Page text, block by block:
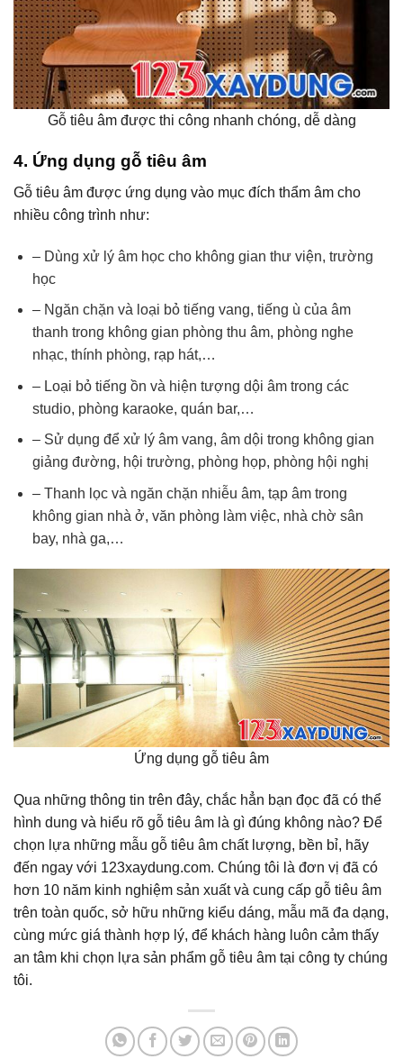
Gỗ tiêu âm được thi công nhanh chóng, dễ dàng
4. Ứng dụng gỗ tiêu âm
Gỗ tiêu âm được ứng dụng vào mục đích thẩm âm cho
nhiều công trình như:
– Dùng xử lý âm học cho không gian thư viện, trường
học
– Ngăn chặn và loại bỏ tiếng vang, tiếng ù của âm
thanh trong không gian phòng thu âm, phòng nghe
nhạc, thính phòng, rạp hát,…
– Loại bỏ tiếng ồn và hiện tượng dội âm trong các
studio, phòng karaoke, quán bar,…
– Sử dụng để xử lý âm vang, âm dội trong không gian
giảng đường, hội trường, phòng họp, phòng hội nghị
– Thanh lọc và ngăn chặn nhiễu âm, tạp âm trong
không gian nhà ở, văn phòng làm việc, nhà chờ sân
bay, nhà ga,…
Ứng dụng gỗ tiêu âm
Qua những thông tin trên đây, chắc hẳn bạn đọc đã có thể
hình dung và hiểu rõ gỗ tiêu âm là gì đúng không nào? Để
chọn lựa những mẫu gỗ tiêu âm chất lượng, bền bỉ, hãy
đến ngay với 123xaydung.com. Chúng tôi là đơn vị đã có
hơn 10 năm kinh nghiệm sản xuất và cung cấp gỗ tiêu âm
trên toàn quốc, sở hữu những kiểu dáng, mẫu mã đa dạng,
cùng mức giá thành hợp lý, để khách hàng luôn cảm thấy
an tâm khi chọn lựa sản phẩm gỗ tiêu âm tại công ty chúng
tôi.